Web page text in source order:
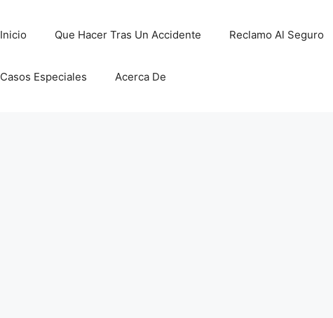
Inicio Que Hacer Tras Un Accidente Reclamo Al Seguro
Casos Especiales Acerca De